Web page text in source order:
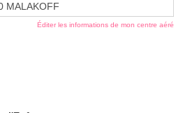
MALAKOFF
Éditer les informations de mon centre aéré